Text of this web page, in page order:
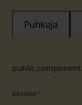
Puhkaja
Eesnimi *